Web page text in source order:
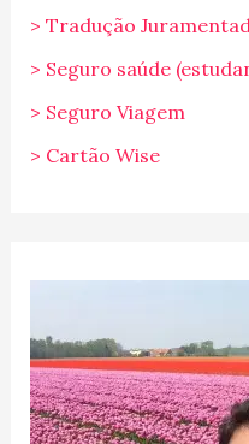
> Tradução
> Seguro saúde
> Seguro Viagem
> Cartão Wise